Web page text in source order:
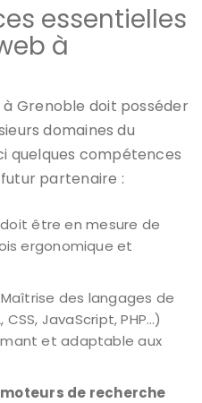
essentielles
à
Grenoble doit posséder
domaines du
quelques compétences
partenaire :
être en mesure de
ergonomique et
Maîtrise des langages de
JavaScript, PHP…)
et adaptable aux
de recherche